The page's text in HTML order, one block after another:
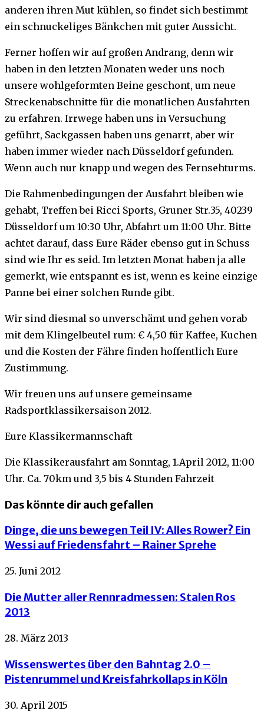
anderen ihren Mut kühlen, so findet sich bestimmt
ein schnuckeliges Bänkchen mit guter Aussicht.
Ferner hoffen wir auf großen Andrang, denn wir
haben in den letzten Monaten weder uns noch
unsere wohlgeformten Beine geschont, um neue
Streckenabschnitte für die monatlichen Ausfahrten
zu erfahren. Irrwege haben uns in Versuchung
geführt, Sackgassen haben uns genarrt, aber wir
haben immer wieder nach Düsseldorf gefunden.
Wenn auch nur knapp und wegen des Fernsehturms.
Die Rahmenbedingungen der Ausfahrt bleiben wie
gehabt, Treffen bei Ricci Sports, Gruner Str.35, 40239
Düsseldorf um 10:30 Uhr, Abfahrt um 11:00 Uhr. Bitte
achtet darauf, dass Eure Räder ebenso gut in Schuss
sind wie Ihr es seid. Im letzten Monat haben ja alle
gemerkt, wie entspannt es ist, wenn es keine einzige
Panne bei einer solchen Runde gibt.
Wir sind diesmal so unverschämt und gehen vorab
mit dem Klingelbeutel rum: € 4,50 für Kaffee, Kuchen
und die Kosten der Fähre finden hoffentlich Eure
Zustimmung.
Wir freuen uns auf unsere gemeinsame
Radsportklassikersaison 2012.
Eure Klassikermannschaft
Die Klassikerausfahrt am Sonntag, 1.April 2012, 11:00
Uhr. Ca. 70km und 3,5 bis 4 Stunden Fahrzeit
Das könnte dir auch gefallen
Dinge, die uns bewegen Teil IV: Alles Rower? Ein
Wessi auf Friedensfahrt – Rainer Sprehe
25. Juni 2012
Die Mutter aller Rennradmessen: Stalen Ros
2013
28. März 2013
Wissenswertes über den Bahntag 2.0 –
Pistenrummel und Kreisfahrkollaps in Köln
30. April 2015